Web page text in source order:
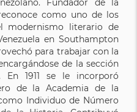
Fundador de la
como uno de los
modernismo literario de
en Southampton
para trabajar con la
de la sección
En 1911 se le incorporó
de la Academia de la
Individuo de Número